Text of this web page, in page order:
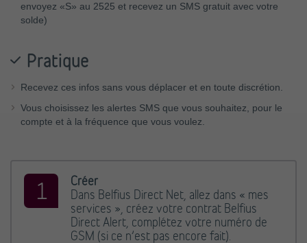
envoyez «S» au 2525 et recevez un SMS gratuit avec votre
solde)
Pratique
Recevez ces infos sans vous déplacer et en toute discrétion.
Vous choisissez les alertes SMS que vous souhaitez, pour le
compte et à la fréquence que vous voulez.
Créer
Dans Belfius Direct Net, allez dans « mes
services », créez votre contrat Belfius
Direct Alert, complétez votre numéro de
GSM (si ce n’est pas encore fait).